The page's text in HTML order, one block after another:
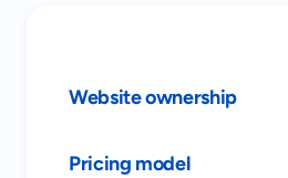
Website ownership
Pricing model